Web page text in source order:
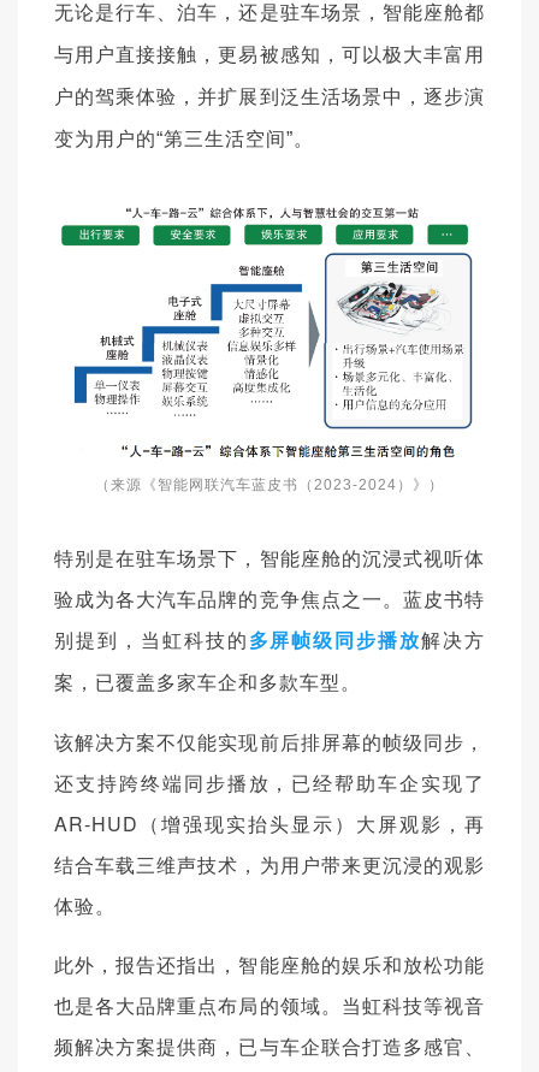
无论是行车、泊车，还是驻车场景，智能座舱都
与用户直接接触，更易被感知，可以极大丰富用
户的驾乘体验，并扩展到泛生活场景中，逐步演
变为用户的“第三生活空间”。
（ 来源《智能网联汽车蓝皮书（2023-2024）》 ）
特别是在驻车场景下，智能座舱的沉浸式视听体
验成为各大汽车品牌的竞争焦点之一。蓝皮书特
别提到，当虹科技的多屏帧级同步播放解决方
案 ，已覆盖多家车企和多款车型。
该解决方案不仅能实现前后排屏幕的帧级同步，
还支持跨终端同步播放，已经帮助车企实现了
AR-HUD（增强现实抬头显示）大屏观影，再
结合车载三维声技术，为用户带来更沉浸的观影
体验。
此外，报告还指出，智能座舱的娱乐和放松功能
也是各大品牌重点布局的领域。当虹科技等视音
频解决方案提供商，已与车企联合打造多感官、